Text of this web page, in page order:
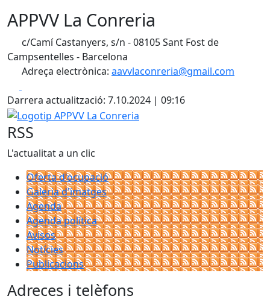
APPVV La Conreria
c/Camí Castanyers, s/n - 08105 Sant Fost de
Campsentelles - Barcelona
Adreça electrònica: aavvlaconreria@gmail.com
Darrera actualització: 7.10.2024 | 09:16
Logotip APPVV La Conreria
RSS
L'actualitat a un clic
Oferta d'ocupació
Galeria d'imatges
Agenda
Agenda política
Avisos
Notícies
Publicacions
Adreces i telèfons